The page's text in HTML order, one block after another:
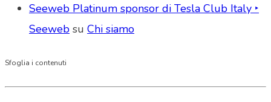
Seeweb Platinum sponsor di Tesla Club Italy ‣
Seeweb su Chi siamo
Sfoglia i contenuti